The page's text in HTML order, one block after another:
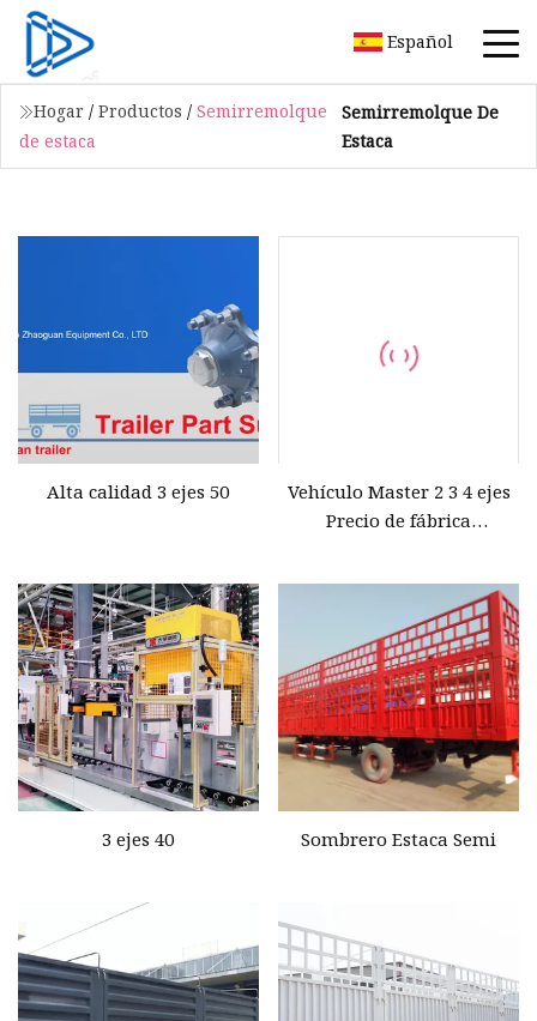
Español
Hogar / Productos / Semirremolque
de estaca
Semirremolque De
Estaca
Alta calidad 3 ejes 50
Vehículo Master 2 3 4 ejes
Precio de fábrica
Valla de juego Semi
remolque
3 ejes 40 Sombrero Estaca Semi